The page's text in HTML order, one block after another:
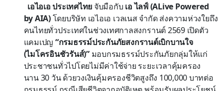
เอไอเอ ประเทศไทย จับมือกับ เอ ไลฟ์ (ALive Powered
by AIA)โดยบริษัท เอไอเอ เวลเนส จำกัด ส่งความห่วงใยถึง
คนไทยทั่วประเทศในช่วงเทศกาลสงกรานต์2569 เปิดตัว
แคมเปญ “กรมธรรม์ประกันภัยสงกรานต์เบิกบานใจ
(ไมโครอินชัวรันส์)” มอบกรมธรรม์ประกันภัยกลุ่มให้แก่
ประชาชนทั่วไปโดยไม่มีค่าใช้จ่าย ระยะเวลาคุ้มครอง
นาน30 วัน ด้วยวงเงินคุ้มครองชีวิตสูงถึง 100,000บาทต่อ